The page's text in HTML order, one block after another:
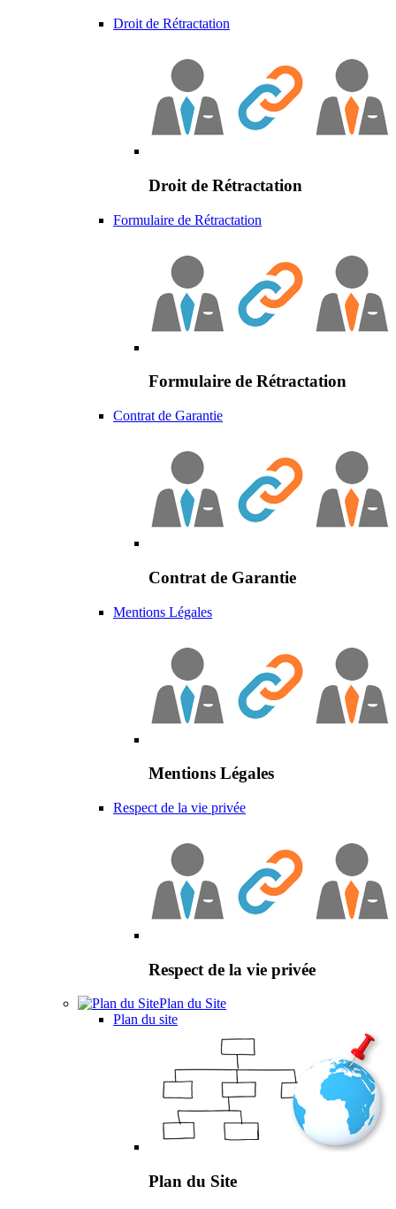
Droit de Rétractation
Droit de Rétractation
Formulaire de Rétractation
Formulaire de Rétractation
Contrat de Garantie
Contrat de Garantie
Mentions Légales
Mentions Légales
Respect de la vie privée
Respect de la vie privée
Plan du Site
Plan du site
Plan du Site